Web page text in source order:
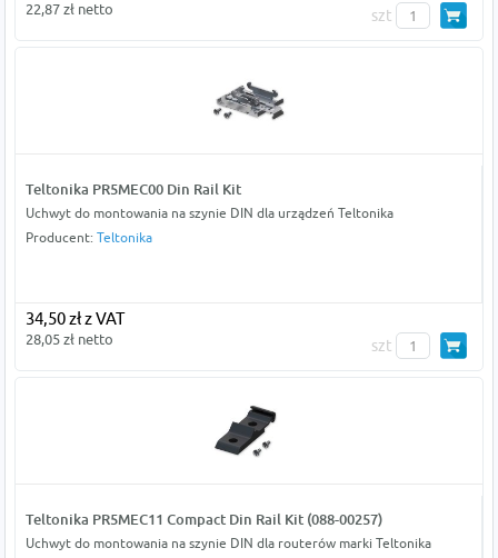
22,87 zł netto szt
Teltonika PR5MEC00 Din Rail Kit
Uchwyt do montowania na szynie DIN dla urządzeń Teltonika
Producent: Teltonika
34,50 zł z VAT
28,05 zł netto szt
Teltonika PR5MEC11 Compact Din Rail Kit (088-00257)
Uchwyt do montowania na szynie DIN dla routerów marki Teltonika